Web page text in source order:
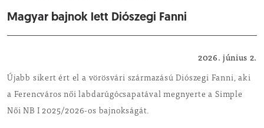
Magyar bajnok lett Diószegi Fanni
2026. június 2.
Újabb sikert ért el a vörösvári származású Diószegi Fanni, aki
a Ferencváros női labdarúgócsapatával megnyerte a Simple
Női NB I 2025/2026-os bajnokságát.